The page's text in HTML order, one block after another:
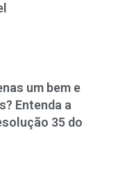
um bem e
Entenda a
35 do